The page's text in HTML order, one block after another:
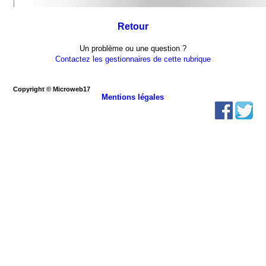
Retour
Un problème ou une question ?
Contactez les gestionnaires de cette rubrique
Copyright © Microweb17
Mentions légales